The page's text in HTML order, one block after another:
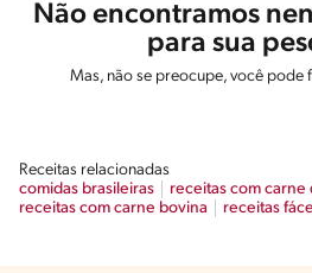
Não encontramos
para sua
Mas, não se preocupe, você pode
Receitas relacionadas
comidas brasileiras
receitas com carne
receitas com carne bovina
receitas